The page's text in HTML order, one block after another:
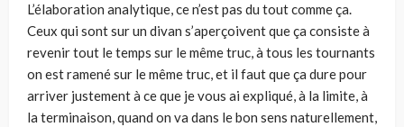
L’élaboration analytique, ce n’est pas du tout comme ça.
Ceux qui sont sur un divan s’aperçoivent que ça consiste à
revenir tout le temps sur le même truc, à tous les tournants
on est ramené sur le même truc, et il faut que ça dure pour
arriver justement à ce que je vous ai expliqué, à la limite, à
la terminaison, quand on va dans le bon sens naturellement,